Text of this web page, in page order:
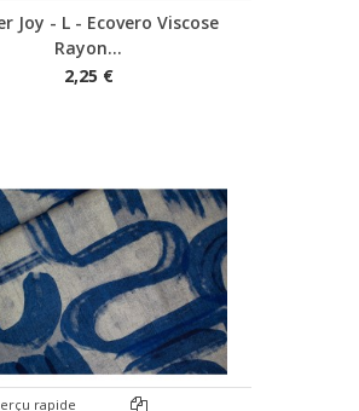
Joy - L - Ecovero Viscose
Rayon...
2,25 €
rapide